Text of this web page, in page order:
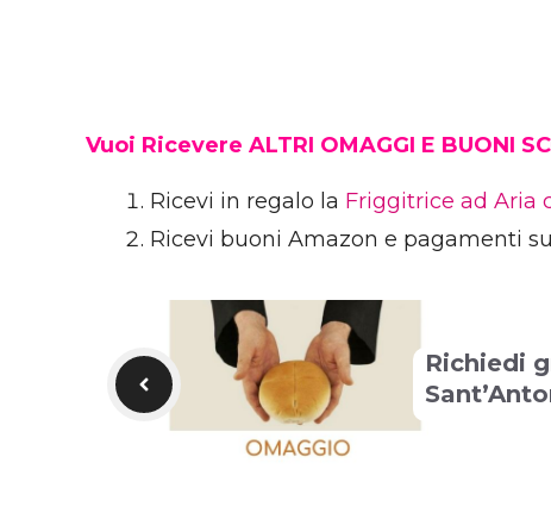
Vuoi Ricevere ALTRI OMAGGI E BUONI
Ricevi in regalo la Friggitrice ad Aria
Ricevi buoni Amazon e pagamenti
Richiedi